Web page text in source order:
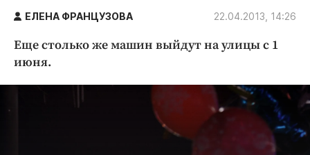
Народные новости
Благоустройство
Недвижимость и ЖКХ
ЕЛЕНА ФРАНЦУЗОВА 22.04.2013, 14:26
Еще столько же машин выйдут на улицы с 1
июня.